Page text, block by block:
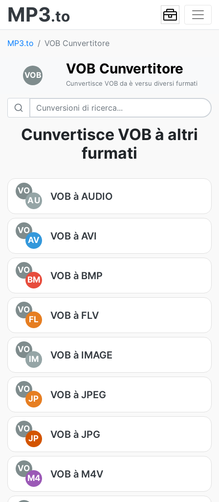
MP3.to
MP3.to VOB Cunvertitore
VOB VOB Cunvertitore
Cunvertisce VOB da è versu diversi furmati
Cunvertisce VOB à altri
furmati
VO
AU
VOB à AUDIO
VO
AV
VOB à AVI
VO
BM
VOB à BMP
VO
FL
VOB à FLV
VO
IM
VOB à IMAGE
VO
JP
VOB à JPEG
VO
JP
VOB à JPG
VO
M4
VOB à M4V